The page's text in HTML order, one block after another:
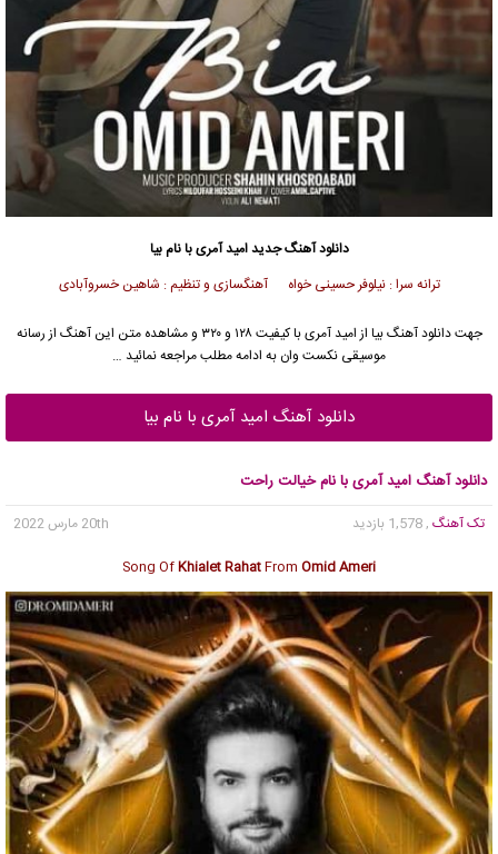
دانلود آهنگ جدیدامید آمریبا نام بیا
ترانه سرا : نیلوفر حسینی خواه آهنگسازی و تنظیم : شاهین خسروآبادی
جهت دانلود آهنگ بیا از امید آمری
با کیفیت ۱۲۸ و ۳۲۰ و مشاهده متن این آهنگ از رسانه
موسیقی نکست وان به ادامه مطلب مراجعه نمائید …
دانلود آهنگ امید آمری با نام بیا
دانلود آهنگ امید آمری با نام خیالت راحت
تک آهنگ , 1,578 بازدید
20th مارس 2022
Song OfKhialet RahatFrom Omid Ameri